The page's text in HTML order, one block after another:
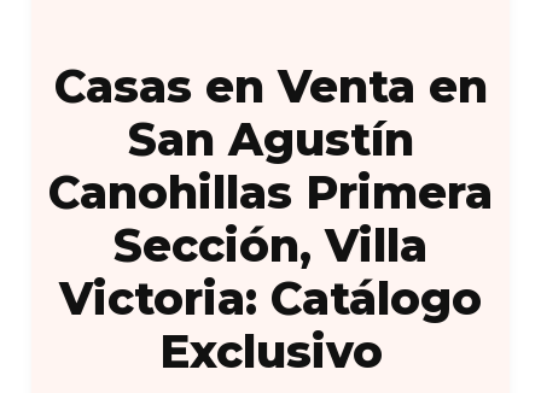
Casas en Venta en
San Agustín
Canohillas Primera
Sección, Villa
Victoria: Catálogo
Exclusivo